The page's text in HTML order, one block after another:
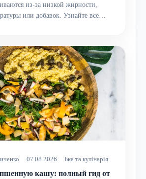
из-за низкой жирности,
или добавок. Узнайте все…
07.08.2026 Їжа та кулінарія
кашу: полный гид от